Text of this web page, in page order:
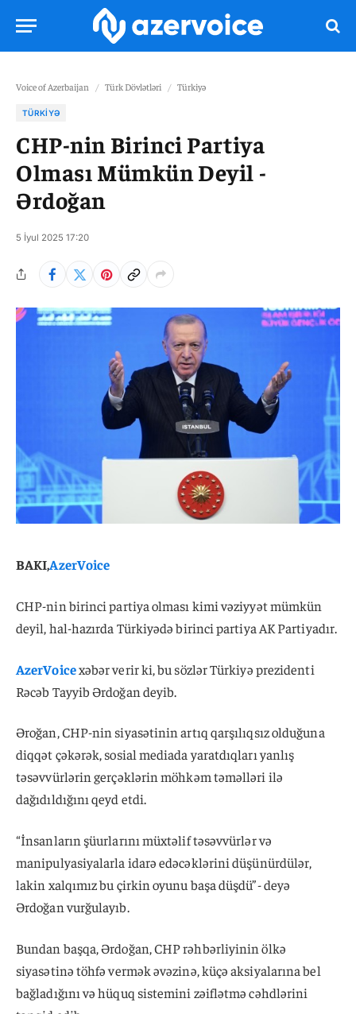
Voice of Azerbaijan / Türk Dövlətləri / Türkiyə
TÜRKIYƏ
CHP-nin Birinci Partiya
Olması Mümkün Deyil -
Ərdoğan
5 İyul 2025 17:20
BAKI,AzerVoice
CHP-nin birinci partiya olması kimi vəziyyət mümkün
deyil, hal-hazırda Türkiyədə birinci partiya AK Partiyadır.
AzerVoicexəbər verir ki, bu sözlər Türkiyə prezidenti
Rəcəb Tayyib Ərdoğan deyib.
Əroğan, CHP-nin siyasətinin artıq qarşılıqsız olduğuna
diqqət çəkərək, sosial mediada yaratdıqları yanlış
təsəvvürlərin gerçəklərin möhkəm təməlləri ilə
dağıdıldığını qeyd etdi.
“İnsanların şüurlarını müxtəlif təsəvvürlər və
manipulyasiyalarla idarə edəcəklərini düşünürdülər,
lakin xalqımız bu çirkin oyunu başa düşdü”- deyə
Ərdoğan vurğulayıb.
Bundan başqa, Ərdoğan, CHP rəhbərliyinin ölkə
siyasətinə töhfə vermək əvəzinə, küçə aksiyalarına bel
bağladığını və hüquq sistemini zəiflətmə cəhdlərini